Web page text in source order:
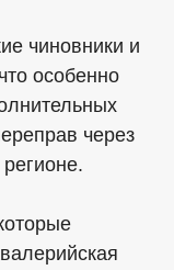
чиновники и
особенно
через